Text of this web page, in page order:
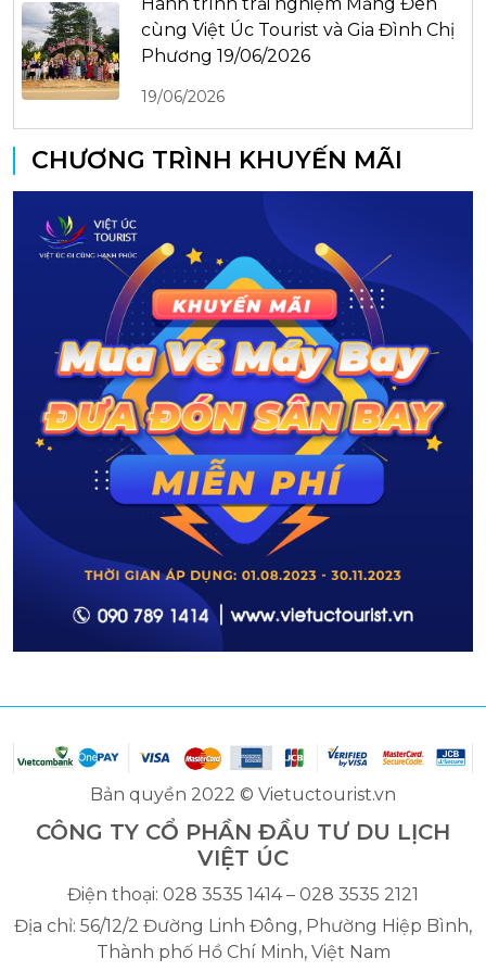
cùng Việt Úc Tourist và Gia Đình Chị
Phương 19/06/2026
19/06/2026
CHƯƠNG TRÌNH KHUYẾN MÃI
Bản quyền 2022 © Vietuctourist.vn
CÔNG TY CỔ PHẦN ĐẦU TƯ DU LỊCH
VIỆT ÚC
Điện thoại: 028 3535 1414 – 028 3535 2121
Địa chỉ: 56/12/2 Đường Linh Đông, Phường Hiệp Bình,
Thành phố Hồ Chí Minh, Việt Nam